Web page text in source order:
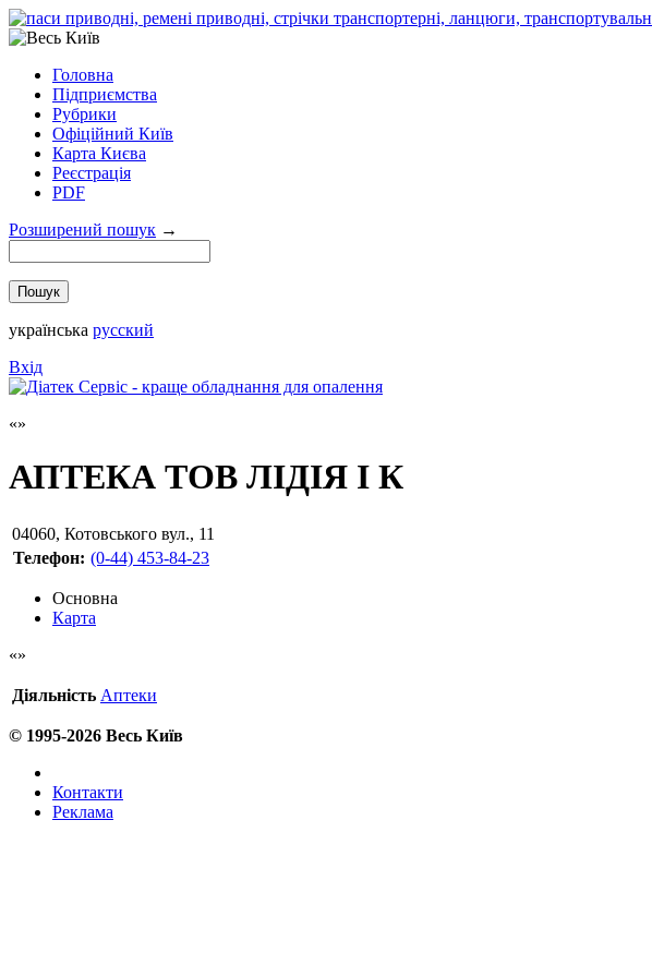
Головна
Підприємства
Рубрики
Офіційний Київ
Карта Києва
Реєстрація
PDF
Розширений пошук →
українська русский
Вхід
АПТЕКА ТОВ ЛІДІЯ І К
04060, Котовського вул., 11
Телефон: (0-44) 453-84-23
Основна
Карта
Діяльність Аптеки
© 1995-2026 Весь Київ
Контакти
Реклама